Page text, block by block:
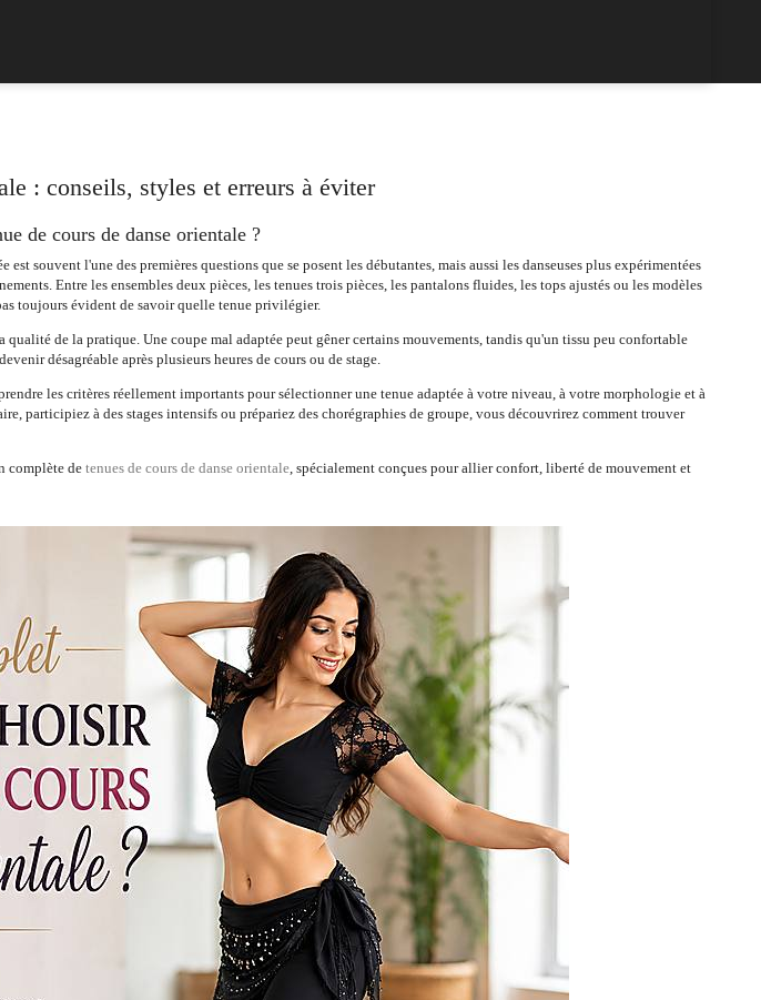
: conseils, styles et erreurs à éviter
de cours de danse orientale ?
est souvent l'une des premières questions que se posent les débutantes, mais aussi les danseuses plus expérimentées
Entre les ensembles deux pièces, les tenues trois pièces, les pantalons fluides, les tops ajustés ou les modèles
toujours évident de savoir quelle tenue privilégier.
de la pratique. Une coupe mal adaptée peut gêner certains mouvements, tandis qu'un tissu peu confortable
désagréable après plusieurs heures de cours ou de stage.
les critères réellement importants pour sélectionner une tenue adaptée à votre niveau, à votre morphologie et à
participiez à des stages intensifs ou prépariez des chorégraphies de groupe, vous découvrirez comment trouver
complète de tenues de cours de danse orientale, spécialement conçues pour allier confort, liberté de mouvement et